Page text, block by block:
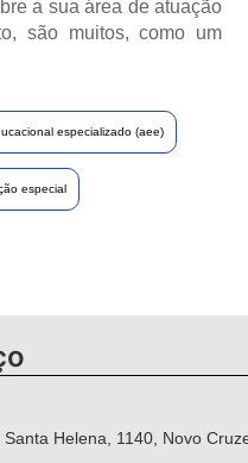
a sua área de atuação
são muitos, como um
especializado (aee)
especial
Helena, 1140, Novo